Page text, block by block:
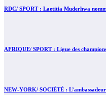
RDC/ SPORT : Laetitia Muderhwa
AFRIQUE/ SPORT : Ligue des
NEW-YORK/ SOCIÉTÉ :